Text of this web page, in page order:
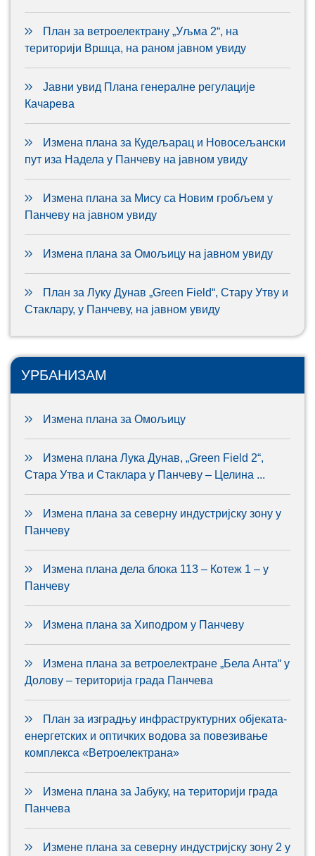
План за ветроелектрану „Уљма 2“, на
територији Вршца, на раном јавном увиду
Јавни увид Плана генералне регулације
Качарева
Измена плана за Кудељарац и Новосељански
пут иза Надела у Панчеву на јавном увиду
Измена плана за Мису са Новим гробљем у
Панчеву на јавном увиду
Измена плана за Омољицу на јавном увиду
План за Луку Дунав „Green Field“, Стару Утву и
Стаклару, у Панчеву, на јавном увиду
УРБАНИЗАМ
Измена плана за Омољицу
Измена плана Лука Дунав, „Green Field 2“,
Стара Утва и Стаклара у Панчеву – Целина ...
Измена плана за северну индустријску зону у
Панчеву
Измена плана дела блока 113 – Котеж 1 – у
Панчеву
Измена плана за Хиподром у Панчеву
Измена плана за ветроелектране „Бела Анта“ у
Долову – територија града Панчева
План за изградњу инфраструктурних објеката-
енергетских и оптичких водова за повезивање
комплекса «Ветроелектрана»
Измена плана за Јабуку, на територији града
Панчева
Измене плана за северну индустријску зону 2 у